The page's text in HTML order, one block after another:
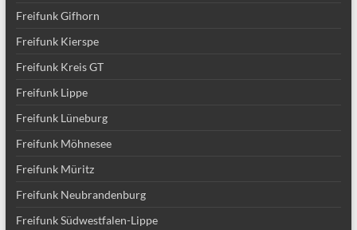
Freifunk Gifhorn
Freifunk Kierspe
Freifunk Kreis GT
Freifunk Lippe
Freifunk Lüneburg
Freifunk Möhnesee
Freifunk Müritz
Freifunk Neubrandenburg
Freifunk Südwestfalen-Lippe